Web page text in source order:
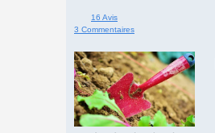
16 Avis
3 Commentaires